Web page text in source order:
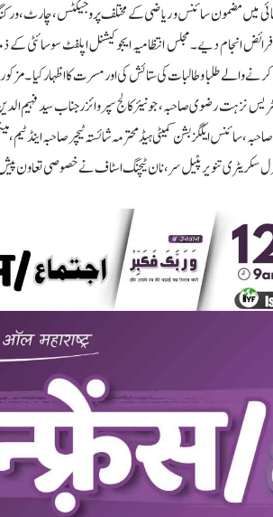
میں مضمون سائنس و ریاضی کے مختلف پروجیکٹس، چارٹ،
انجام دیے۔ مجلس انتظامیہ ایجوکیشنل اپلفٹ سوسائٹی کے
والے طلبا وطالبات کی ستائش کی اور مسرت کا اظہار کیا ۔
رضوی صاحبہ، جونیئر کالج سپروائزر جناب سید فہیم الدین
سائنس ایکگزبشن کمیٹی ہیڈ محترمہ شائستہ ٹیچر صاحبہ اینڈ ٹیم
سکریٹری تنویر پٹیل سر، نان ٹیچنگ اسٹاف نے خصوصی تعاون